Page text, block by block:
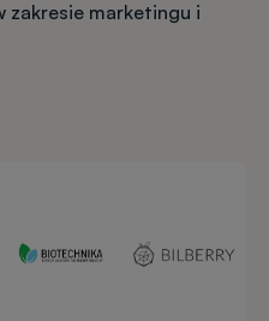
zakresie marketingu i